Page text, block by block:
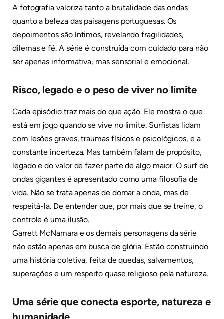
A fotografia valoriza tanto a brutalidade das ondas
quanto a beleza das paisagens portuguesas. Os
depoimentos são íntimos, revelando fragilidades,
dilemas e fé. A série é construída com cuidado para não
ser apenas informativa, mas sensorial e emocional.
Risco, legado e o peso de viver no limite
Cada episódio traz mais do que ação. Ele mostra o que
está em jogo quando se vive no limite. Surfistas lidam
com lesões graves, traumas físicos e psicológicos, e a
constante incerteza. Mas também falam de propósito,
legado e do valor de fazer parte de algo maior. O surf de
ondas gigantes é apresentado como uma filosofia de
vida. Não se trata apenas de domar a onda, mas de
respeitá-la. De entender que, por mais que se treine, o
controle é uma ilusão.
Garrett McNamara e os demais personagens da série
não estão apenas em busca de glória. Estão construindo
uma história coletiva, feita de quedas, salvamentos,
superações e um respeito quase religioso pela natureza.
Uma série que conecta esporte, natureza e